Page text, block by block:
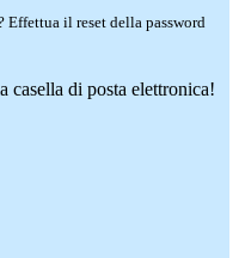
Effettua il reset della password
casella di posta elettronica!